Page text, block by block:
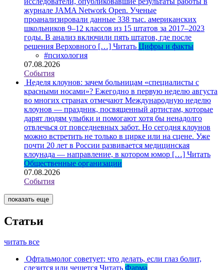
журнале JAMA Network Open. Ученые
проанализировали данные 338 тыс. американских
школьников 9–12 классов из 15 штатов за 2017–2023
годы. В анализ включили пять штатов, где после
решения Верховного […] Читать Цифры и факты
#психология
07.08.2026
События
Неделя клоунов: зачем больницам «специалисты с
красными носами»? Ежегодно в первую неделю августа
во многих странах отмечают Международную неделю
клоунов — праздник, посвященный артистам, которые
дарят людям улыбки и помогают хотя бы ненадолго
отвлечься от повседневных забот. Но сегодня клоунов
можно встретить не только в цирке или на сцене. Уже
почти 20 лет в России развивается медицинская
клоунада — направление, в котором юмор […] Читать
Общественные организации
07.08.2026
События
показать еще
Статьи
читать все
Офтальмолог советует: что делать, если глаз болит,
слезится или чешется Читать Фарма